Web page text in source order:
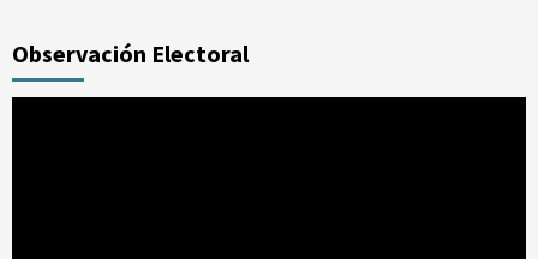
Observación Electoral